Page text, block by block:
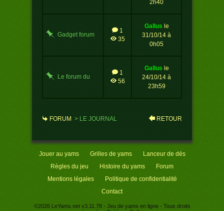
2h40
Gadget forum
1
35
gallus le
31/10/14 à
0h05
Le forum du
1
56
gallus le
24/10/14 à
23h59
FORUM > LE JOURNAL RETOUR
Jouer au yams Grilles de yams
Lanceur de dés
Règles du jeu
Histoire du yams
Forum
Mentions légales
Politique de confidentialité
Contact
©2026 LeYams.net v3.11.78- Jeu de yams en ligne - Tous droits